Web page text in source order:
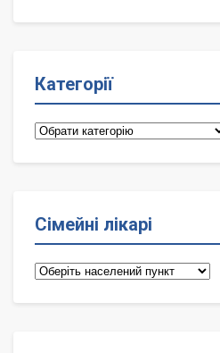
Категорії
Категорії
Сімейні лікарі
Сімейні